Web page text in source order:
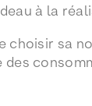
à la
choisir sa
des